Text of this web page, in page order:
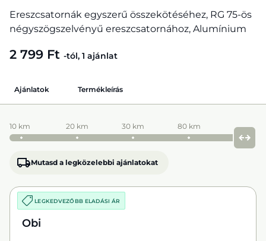
Ereszcsatornák egyszerű összekötéséhez, RG 75-ös
négyszögszelvényű ereszcsatornához, Alumínium
2 799 Ft -tól, 1 ajánlat
Ajánlatok Termékleírás
10 km 20 km 30 km 80 km
Mutasd a legközelebbi ajánlatokat
LEGKEDVEZŐBB ELADÁSI ÁR
Obi